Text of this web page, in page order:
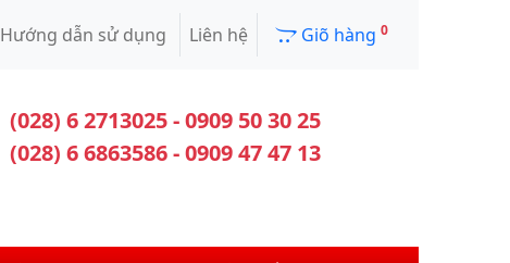
Hướng dẫn sử dụng Liên hệ Giõ hàng 0
(028) 6 2713025 - 0909 50 30 25
(028) 6 6863586 - 0909 47 47 13